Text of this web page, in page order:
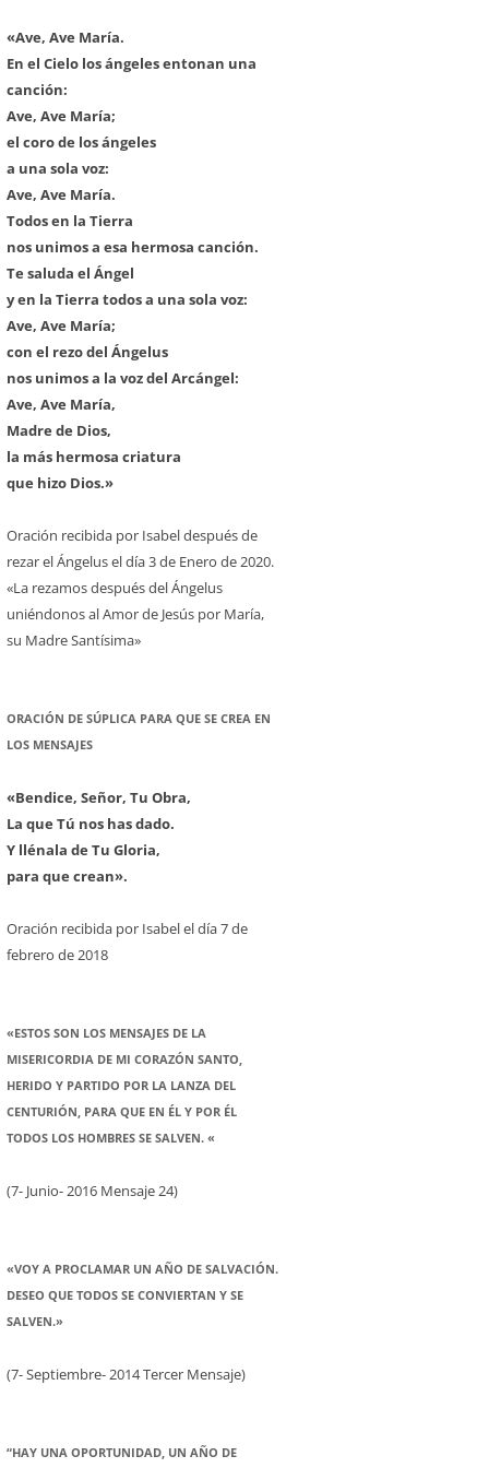
«Ave, Ave María.
En el Cielo los ángeles entonan una
canción:
Ave, Ave María;
el coro de los ángeles
a una sola voz:
Ave, Ave María.
Todos en la Tierra
nos unimos a esa hermosa canción.
Te saluda el Ángel
y en la Tierra todos a una sola voz:
Ave, Ave María;
con el rezo del Ángelus
nos unimos a la voz del Arcángel:
Ave, Ave María,
Madre de Dios,
la más hermosa criatura
que hizo Dios.»
Oración recibida por Isabel después de
rezar el Ángelus el día 3 de Enero de 2020.
«La rezamos después del Ángelus
uniéndonos al Amor de Jesús por María,
su Madre Santísima»
ORACIÓN DE SÚPLICA PARA QUE SE CREA EN
LOS MENSAJES
«Bendice, Señor, Tu Obra,
La que Tú nos has dado.
Y llénala de Tu Gloria,
para que crean».
Oración recibida por Isabel el día 7 de
febrero de 2018
«ESTOS SON LOS MENSAJES DE LA
MISERICORDIA DE MI CORAZÓN SANTO,
HERIDO Y PARTIDO POR LA LANZA DEL
CENTURIÓN, PARA QUE EN ÉL Y POR ÉL
TODOS LOS HOMBRES SE SALVEN. «
(7- Junio- 2016 Mensaje 24)
«VOY A PROCLAMAR UN AÑO DE SALVACIÓN.
DESEO QUE TODOS SE CONVIERTAN Y SE
SALVEN.»
(7- Septiembre- 2014 Tercer Mensaje)
“HAY UNA OPORTUNIDAD, UN AÑO DE